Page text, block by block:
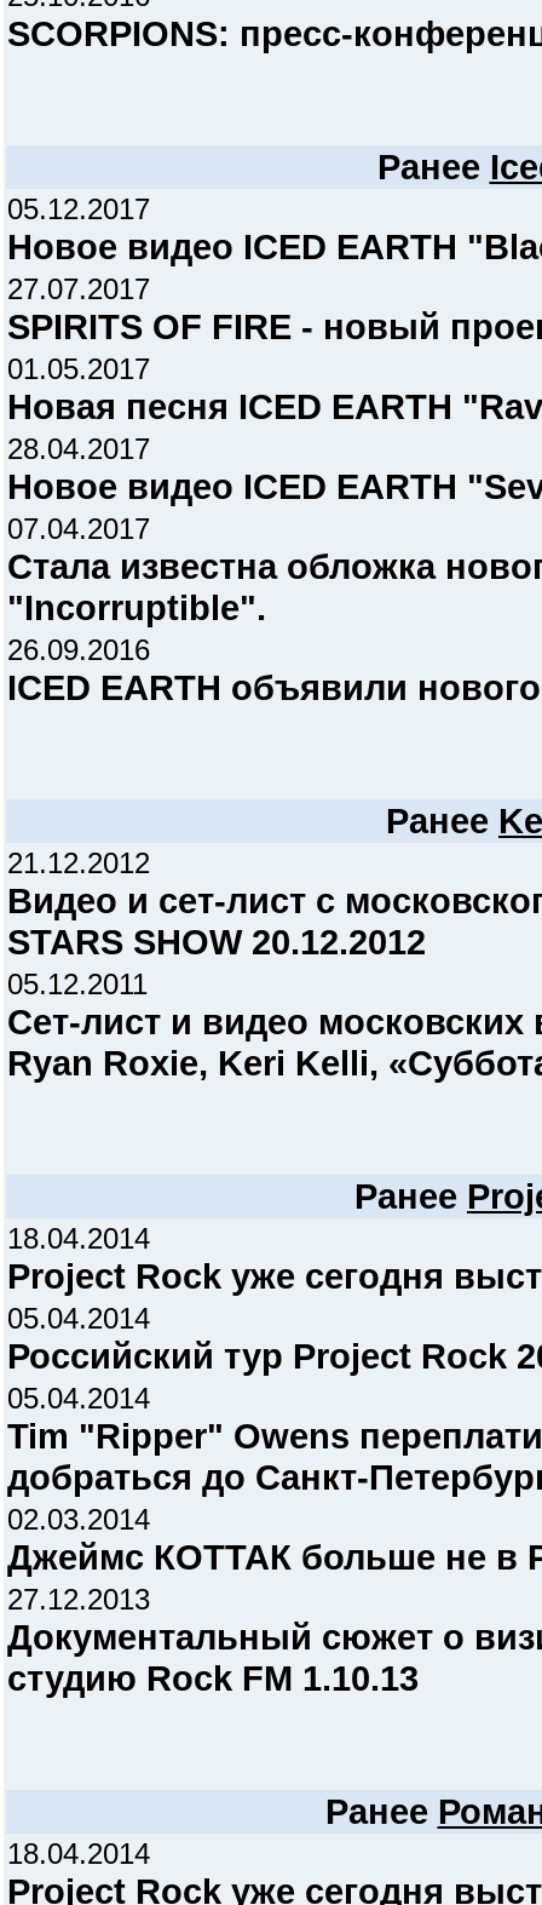
SCORPIONS: пресс-
Ранее
05.12.2017
Новое видео ICED EARTH
27.07.2017
SPIRITS OF FIRE - новый
01.05.2017
Новая песня ICED EARTH
28.04.2017
Новое видео ICED EARTH
07.04.2017
Стала известна обложка
"Incorruptible".
26.09.2016
ICED EARTH объявили
Ранее
21.12.2012
Видео и сет-лист c
STARS SHOW 20.12.2012
05.12.2011
Сет-лист и видео
Ryan Roxie, Keri Kelli,
Ранее
18.04.2014
Project Rock уже сегодня
05.04.2014
Российский тур Project Rock
05.04.2014
Tim "Ripper" Owens
добраться до Санкт-
02.03.2014
Джеймс КОТТАК больше не в
27.12.2013
Документальный сюжет о
студию Rock FM 1.10.13
Ранее
18.04.2014
Project Rock уже сегодня